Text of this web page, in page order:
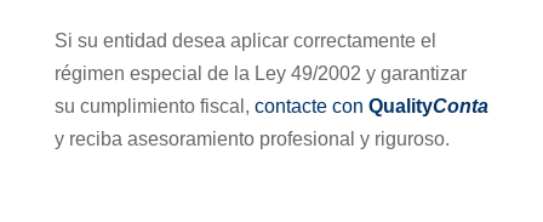
Si su entidad desea aplicar correctamente el
régimen especial de la Ley 49/2002 y garantizar
su cumplimiento fiscal, contacte con QualityConta
y reciba asesoramiento profesional y riguroso.